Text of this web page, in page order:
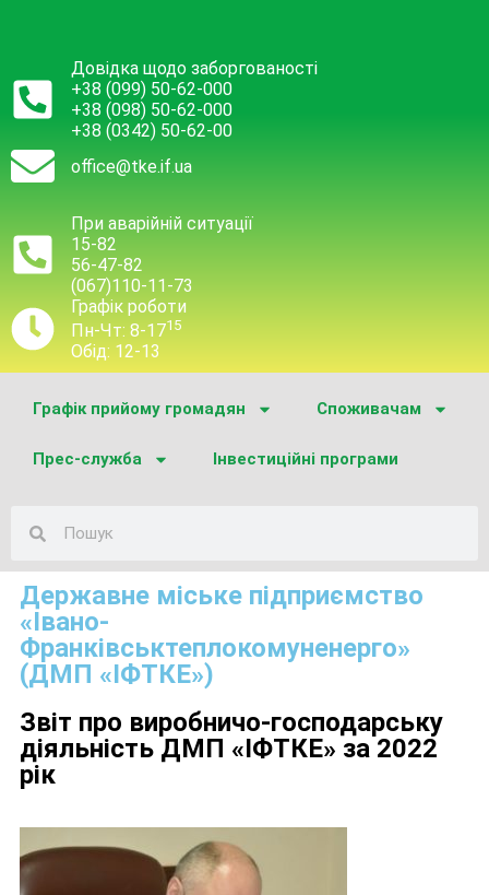
Довідка щодо заборгованості
+38 (099) 50-62-000
+38 (098) 50-62-000
+38 (0342) 50-62-00
office@tke.if.ua
При аварійній ситуації
15-82
56-47-82
(067)110-11-73
Графік роботи
Пн-Чт: 8-1715
Обід: 12-13
Графік прийому громадян Споживачам
Прес-служба Інвестиційні програми
Державне міське підприємство
«Івано-
Франківськтеплокомуненерго»
(ДМП «ІФТКЕ»)
Звіт про виробничо-господарську
діяльність ДМП «ІФТКЕ» за 2022
рік